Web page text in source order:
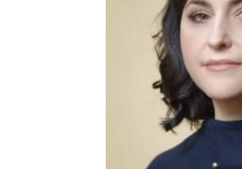
ОБЕЩАНИЯ
ВСЕ